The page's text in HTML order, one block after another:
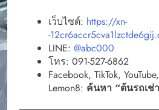
เว็บไซต์: https://xn-
-
LINE: @abc000
โทร: 091-527-6862
Facebook, TikTok,
Lemon8: ค้นหา “ต้นรถเช่